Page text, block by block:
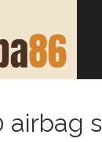
airbag